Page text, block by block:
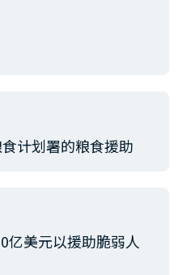
计划署的粮食援助
亿美元以援助脆弱人